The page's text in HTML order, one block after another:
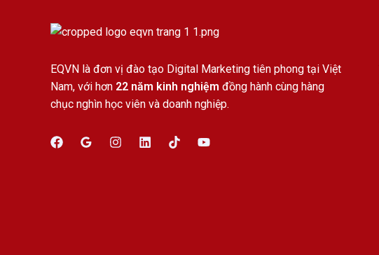
EQVN là đơn vị đào tạo Digital Marketing tiên phong tại Việt
Nam, với hơn 22 năm kinh nghiệm đồng hành cùng hàng
chục nghìn học viên và doanh nghiệp.